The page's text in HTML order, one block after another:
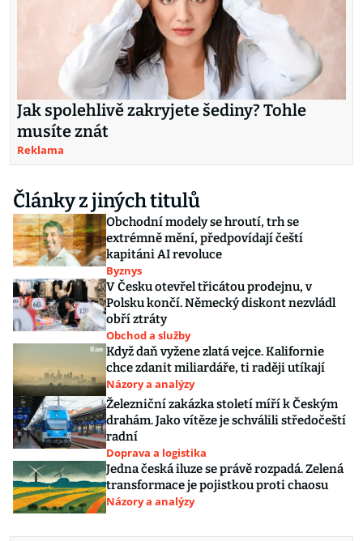
Jak spolehlivě zakryjete šediny? Tohle
musíte znát
Reklama
Články z jiných titulů
Obchodní modely se hroutí, trh se
extrémně mění, předpovídají čeští
kapitáni AI revoluce
Byznys
V Česku otevřel třicátou prodejnu, v
Polsku končí. Německý diskont nezvládl
obří ztráty
Obchod a služby
Když daň vyžene zlatá vejce. Kalifornie
chce zdanit miliardáře, ti raději utíkají
Názory a analýzy
Železniční zakázka století míří k Českým
drahám. Jako vítěze je schválili středočeští
radní
Doprava a logistika
Jedna česká iluze se právě rozpadá. Zelená
transformace je pojistkou proti chaosu
Názory a analýzy